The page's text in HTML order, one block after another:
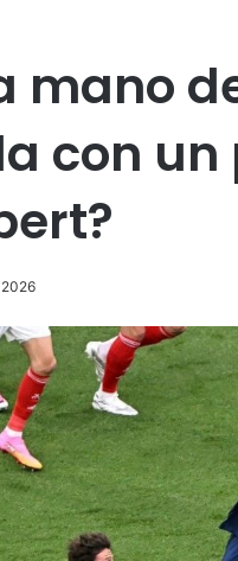
mano
con un